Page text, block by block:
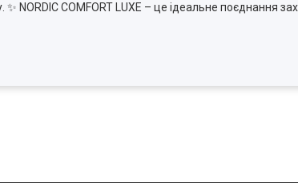
NORDIC COMFORT LUXE – це ідеальне поєднання